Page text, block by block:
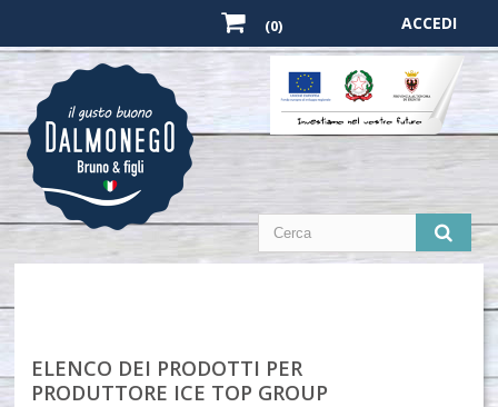
(0) ACCEDI
ELENCO DEI PRODOTTI PER
PRODUTTORE ICE TOP GROUP